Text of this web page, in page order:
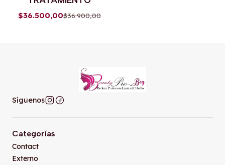
$36.500,00$36.900,00
Síguenos
Categorías
Contact
Externo